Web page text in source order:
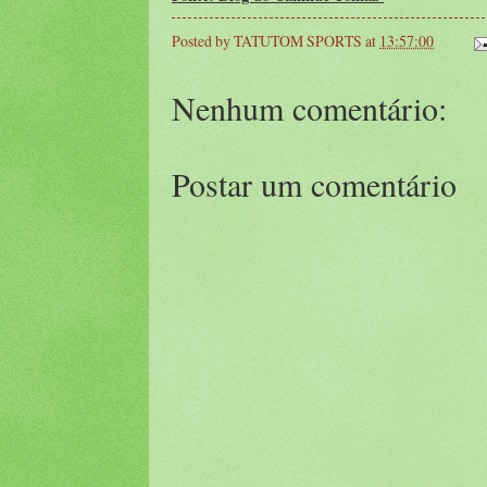
Posted byTATUTOM SPORTS at 13:57:00
Nenhum comentário:
Postar um comentário